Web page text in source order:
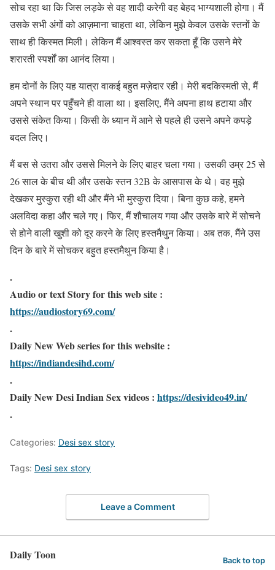
सोच रहा था कि जिस लड़के से वह शादी करेगी वह बेहद भाग्यशाली होगा। मैं
उसके सभी अंगों को आज़माना चाहता था, लेकिन मुझे केवल उसके स्तनों के
साथ ही किस्मत मिली। लेकिन मैं आश्वस्त कर सकता हूँ कि उसने मेरे
शरारती स्पर्शों का आनंद लिया।
हम दोनों के लिए यह यात्रा वाकई बहुत मज़ेदार रही। मेरी बदकिस्मती से, मैं
अपने स्थान पर पहुँचने ही वाला था। इसलिए, मैंने अपना हाथ हटाया और
उससे संकेत किया। किसी के ध्यान में आने से पहले ही उसने अपने कपड़े
बदल लिए।
मैं बस से उतरा और उससे मिलने के लिए बाहर चला गया। उसकी उम्र 25 से
26 साल के बीच थी और उसके स्तन 32B के आसपास के थे। वह मुझे
देखकर मुस्कुरा रही थी और मैंने भी मुस्कुरा दिया। बिना कुछ कहे, हमने
अलविदा कहा और चले गए। फिर, मैं शौचालय गया और उसके बारे में सोचने
से होने वाली खुशी को दूर करने के लिए हस्तमैथुन किया। अब तक, मैंने उस
दिन के बारे में सोचकर बहुत हस्तमैथुन किया है।
.
Audio or text Story for this web site :
https://audiostory69.com/
.
Daily New Web series for this website :
https://indiandesihd.com/
.
Daily New Desi Indian Sex videos : https://desivideo49.in/
.
Categories: Desi sex story
Tags: Desi sex story
Leave a Comment
Daily Toon Back to top